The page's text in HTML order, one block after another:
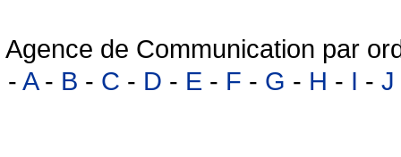
Agence de Communication par
- A- B - C - D - E - F - G - H - I - J